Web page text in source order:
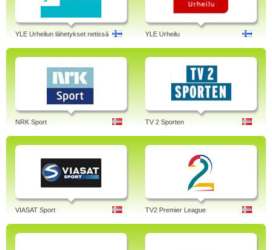
YLE Urheilun lähetykset netissä YLE Urheilu
NRK Sport TV 2 Sporten
VIASAT Sport TV2 Premier League